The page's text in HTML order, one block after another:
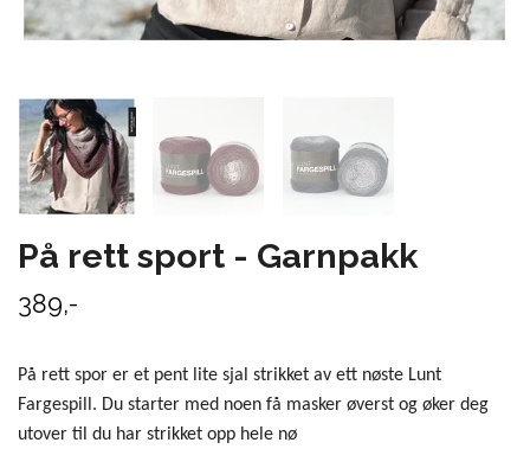
På rett sport - Garnpakk
389,-
På rett spor er et pent lite sjal strikket av ett nøste Lunt
Fargespill. Du starter med noen få masker øverst og øker deg
utover til du har strikket opp hele nø